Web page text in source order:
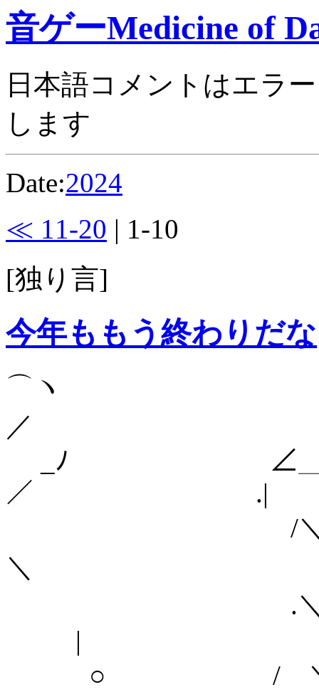
音ゲーMedicine of
日本語コメントはエラ
します
Date:2024
≪ 11-20 | 1-10
[独り言]
今年ももう終わりだな
⌒ヽ
／
_ﾉ ∠＿__＿＿
／ .|
/
＼
.＼
|
○ /